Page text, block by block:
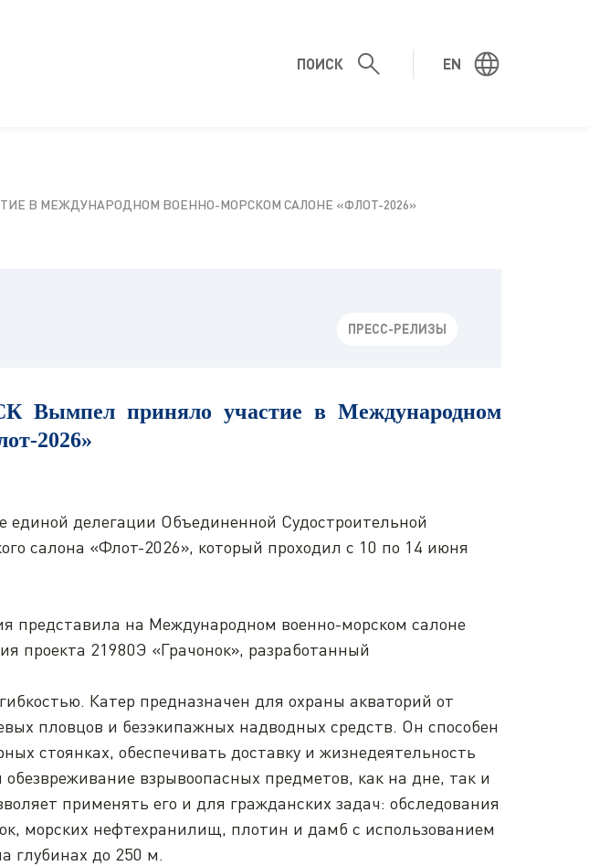
ПОИСК EN
В МЕЖДУНАРОДНОМ ВОЕННО-МОРСКОМ САЛОНЕ «ФЛОТ-2026»
ПРЕСС-РЕЛИЗЫ
Вымпел приняло участие в Международном
2026»
делегации Объединенной Судостроительной
салона «Флот-2026», который проходил с 10 по 14 июня
представила на Международном военно-морском салоне
проекта 21980Э «Грачонок», разработанный
Катер предназначен для охраны акваторий от
пловцов и безэкипажных надводных средств. Он способен
стоянках, обеспечивать доставку и жизнедеятельность
взрывоопасных предметов, как на дне, так и
применять его и для гражданских задач: обследования
морских нефтехранилищ, плотин и дамб с использованием
глубинах до 250 м.